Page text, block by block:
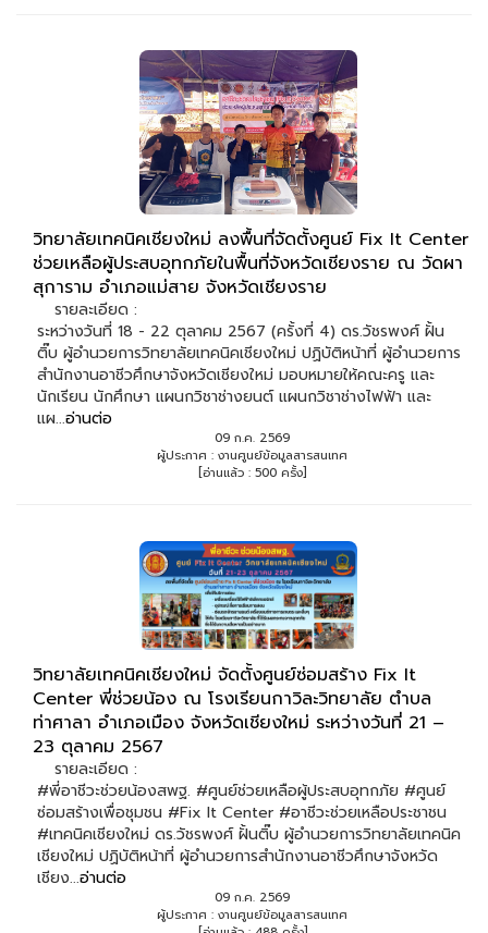
วิทยาลัยเทคนิคเชียงใหม่ ลงพื้นที่จัดตั้งศูนย์ Fix It Center
ช่วยเหลือผู้ประสบอุทกภัยในพื้นที่จังหวัดเชียงราย ณ วัดผา
สุการาม อำเภอแม่สาย จังหวัดเชียงราย
รายละเอียด :
ระหว่างวันที่ 18 - 22 ตุลาคม 2567 (ครั้งที่ 4) ดร.วัชรพงศ์ ฝั้น
ติ๊บ ผู้อำนวยการวิทยาลัยเทคนิคเชียงใหม่ ปฏิบัติหน้าที่ ผู้อำนวยการ
สำนักงานอาชีวศึกษาจังหวัดเชียงใหม่ มอบหมายให้คณะครู และ
นักเรียน นักศึกษา แผนกวิชาช่างยนต์ แผนกวิชาช่างไฟฟ้า และ
แผ...อ่านต่อ
09 ก.ค. 2569
ผู้ประกาศ : งานศูนย์ข้อมูลสารสนเทศ
[อ่านแล้ว : 500 ครั้ง]
วิทยาลัยเทคนิคเชียงใหม่ จัดตั้งศูนย์ซ่อมสร้าง Fix It
Center พี่ช่วยน้อง ณ โรงเรียนกาวิละวิทยาลัย ตำบล
ท่าศาลา อำเภอเมือง จังหวัดเชียงใหม่ ระหว่างวันที่ 21 –
23 ตุลาคม 2567
รายละเอียด :
#พี่อาชีวะช่วยน้องสพฐ. #ศูนย์ช่วยเหลือผู้ประสบอุทกภัย #ศูนย์
ซ่อมสร้างเพื่อชุมชน #Fix It Center #อาชีวะช่วยเหลือประชาชน
#เทคนิคเชียงใหม่ ดร.วัชรพงศ์ ฝั้นติ๊บ ผู้อำนวยการวิทยาลัยเทคนิค
เชียงใหม่ ปฏิบัติหน้าที่ ผู้อำนวยการสำนักงานอาชีวศึกษาจังหวัด
เชียง...อ่านต่อ
09 ก.ค. 2569
ผู้ประกาศ : งานศูนย์ข้อมูลสารสนเทศ